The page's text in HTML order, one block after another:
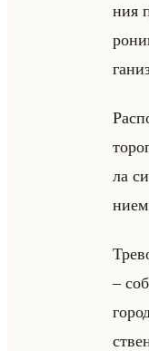
ния
ла
–